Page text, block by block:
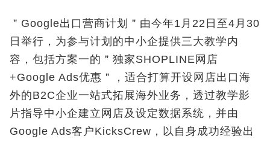
＂Google出口营商计划＂由今年1月22日至4月30
日举行，为参与计划的中小企提供三大教学内
容，包括方案一的＂独家SHOPLINE网店
+Google Ads优惠＂，适合打算开设网店出口海
外的B2C企业一站式拓展海外业务，透过教学影
片指导中小企建立网店及设定数据系统，并由
Google Ads客户KicksCrew，以自身成功经验出